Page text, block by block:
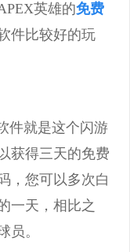
英雄的免费
件比较好的玩
件就是这个闪游
获得三天的免费
，您可以多次白
一天，相比之
员。